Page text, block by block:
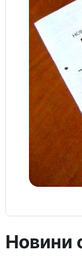
Новини